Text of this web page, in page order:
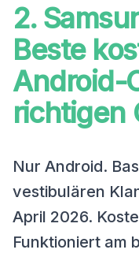
2.
Beste
Android-
richtigen
Nur Android.
vestibulären
April 2026.
Funktioniert am